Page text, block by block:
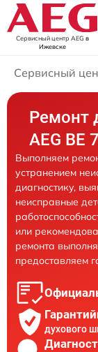
Сервисный центр AEG в
Ижевске
Сервисный
Ремонт
AEG BE
Выполняем
устранением
диагностику,
неисправные
или
ремонта
предоставляем
духового